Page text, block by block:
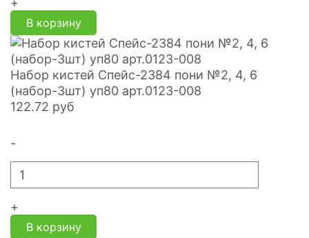
В корзину
Набор кистей Спейс-2384 пони №2, 4, 6
(набор-3шт) уп80 арт.0123-008
122.72 руб
-
+
В корзину